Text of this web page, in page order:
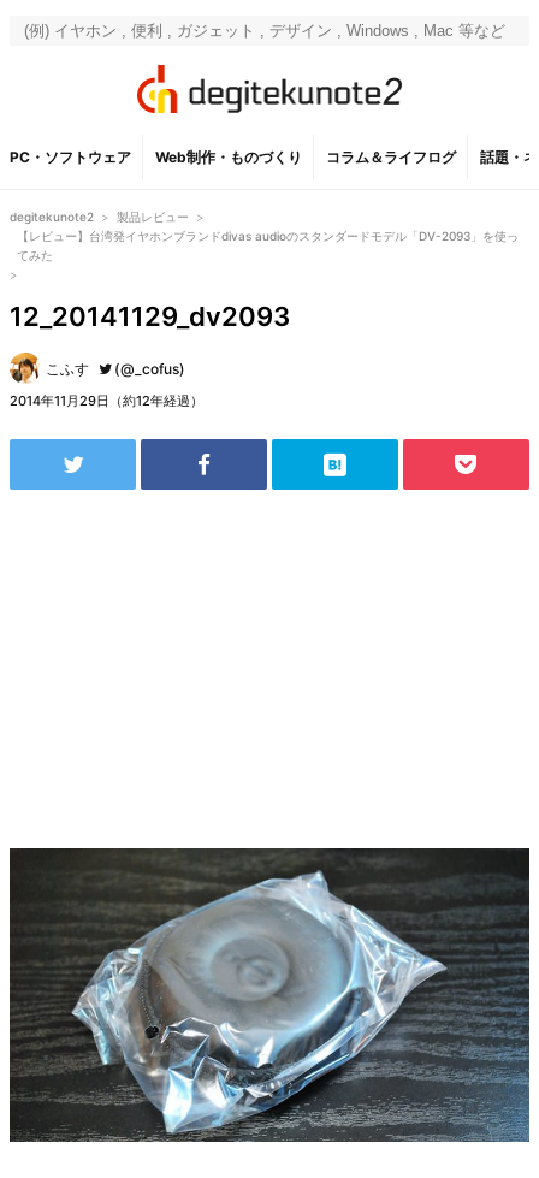
PC・ソフトウェア Web制作・ものづくり コラム＆ライフログ 話題・
degitekunote2 > 製品レビュー
>
【レビュー】台湾発イヤホンブランドdivas audioのスタンダードモデル「DV-2093」を使っ
てみた
>
12_20141129_dv2093
こふす (@_cofus)
2014年11月29日（約12年経過）